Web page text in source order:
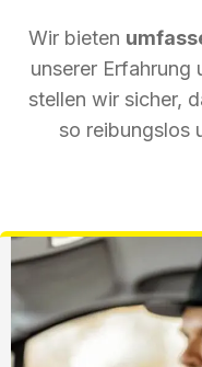
Wir bieten
unserer Erfahrung
stellen wir sicher,
so reibungslos